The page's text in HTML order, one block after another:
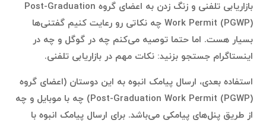
بازاریابی تلفنی و زنگ زدن به اعضای گروه Post-Graduation
Work Permit (PGWP) چه نکاتی رو رعایت کنیم گفتنی‌ها
بسیار هست. اما حتما توصیه می‌کنم چه در گوگل و چه در
اینستاگرام جستجو بزنید: نکات مهم در بازاریابی تلفنی.
استفاده بعدی، ارسال پیامک انبوه به این دوستان (اعضای گروه
Post-Graduation Work Permit (PGWP)) چه با موبایل و چه
از طریق پنل‌های پیامکی می‌باشد. برای ارسال پیامک انبوه با